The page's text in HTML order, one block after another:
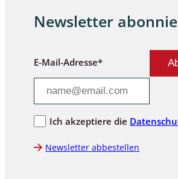
Newsletter
E-Mail-Adresse*
Ich akzeptiere die
Newsletter abbestellen